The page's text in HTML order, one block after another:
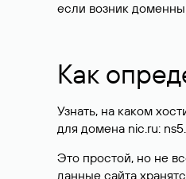
если возник
Как
Узнать, на каком
для домена nic.ru:
Это простой, но не
данные сайта